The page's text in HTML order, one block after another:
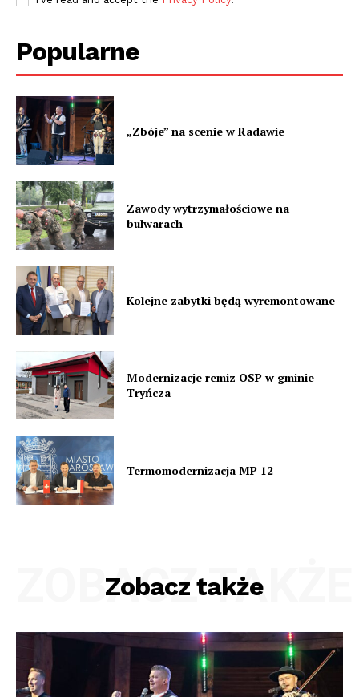
Popularne
„Zbóje” na scenie w Radawie
Zawody wytrzymałościowe na
bulwarach
Kolejne zabytki będą wyremontowane
Modernizacje remiz OSP w gminie
Tryńcza
Termomodernizacja MP 12
Zobacz także
ZOBACZ TAKŻE